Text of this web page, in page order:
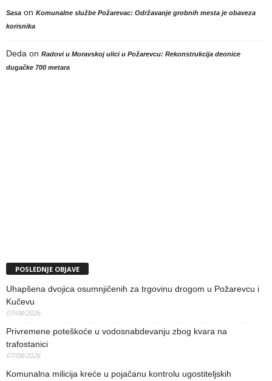
Sasa on Komunalne službe Požarevac: Održavanje grobnih mesta je obaveza
korisnika
Deda on Radovi u Moravskoj ulici u Požarevcu: Rekonstrukcija deonice
dugačke 700 metara
POSLEDNJE OBJAVE
Uhapšena dvojica osumnjičenih za trgovinu drogom u Požarevcu i
Kučevu
07/08/2026
Privremene poteškoće u vodosnabdevanju zbog kvara na
trafostanici
07/08/2026
Komunalna milicija kreće u pojačanu kontrolu ugostiteljskih